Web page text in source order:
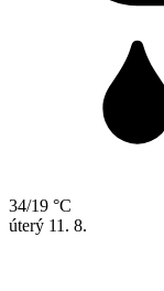
34/19 °C
úterý 11. 8.